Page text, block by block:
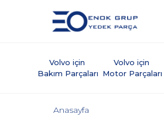
Volvo için
Bakım Parçaları
Volvo için
Motor Parçaları
Anasayfa